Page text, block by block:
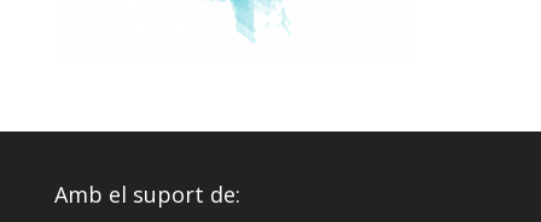
Amb el suport de: